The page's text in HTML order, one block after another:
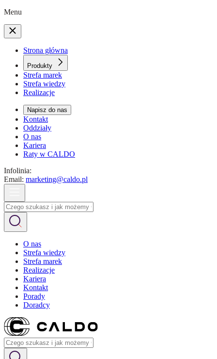
Menu
Strona główna
Produkty
Strefa marek
Strefa wiedzy
Realizacje
Napisz do nas
Kontakt
Oddziały
O nas
Kariera
Raty w CALDO
Infolinia:
Email: marketing@caldo.pl
O nas
Strefa wiedzy
Strefa marek
Realizacje
Kariera
Kontakt
Porady
Doradcy